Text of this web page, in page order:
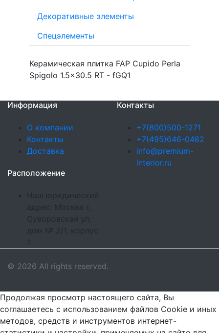
Декоративные элементы
Спецэлементы
Керамическая плитка FAP Cupido Perla
Spigolo 1.5x30.5 RT - fGQ1
Информация
О компании
Контакты
Доставка
Контакты
+7(800)500-1271
+7(495)646-0482
info@premium-
interior.ru
Расположение
Наш юридический
адрес: Москва г,
Суворовская ул,
дом № 2/1, корпус
© 2026 All rights reserved.
Продолжая просмотр настоящего сайта, Вы
соглашаетесь с использованием файлов Cookie и иных
методов, средств и инструментов интернет-